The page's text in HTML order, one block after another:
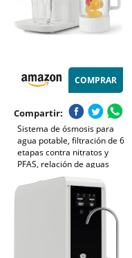
COMPRAR
Compartir:
Sistema de ósmosis para
agua potable, filtración de 6
etapas contra nitratos y
PFAS, relación de aguas
residuales 4:1, monitor TDS,
tanque de 4L, jarra de
cristal de remineralización